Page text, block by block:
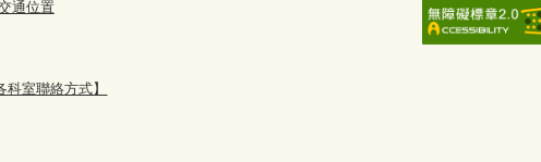
通位置
科室聯絡方式】